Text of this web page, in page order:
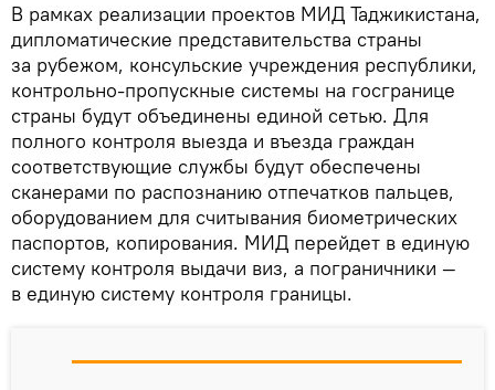
В рамках реализации проектов МИД Таджикистана,
дипломатические представительства страны
за рубежом, консульские учреждения республики,
контрольно-пропускные системы на госгранице
страны будут объединены единой сетью. Для
полного контроля выезда и въезда граждан
соответствующие службы будут обеспечены
сканерами по распознанию отпечатков пальцев,
оборудованием для считывания биометрических
паспортов, копирования. МИД перейдет в единую
систему контроля выдачи виз, а пограничники —
в единую систему контроля границы.